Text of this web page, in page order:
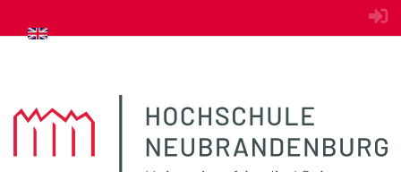
zum Inhalt springen